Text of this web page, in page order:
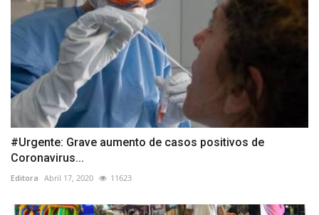
#Urgente: Grave aumento de casos positivos de
Coronavirus...
Editora Abril 17, 2020 11623